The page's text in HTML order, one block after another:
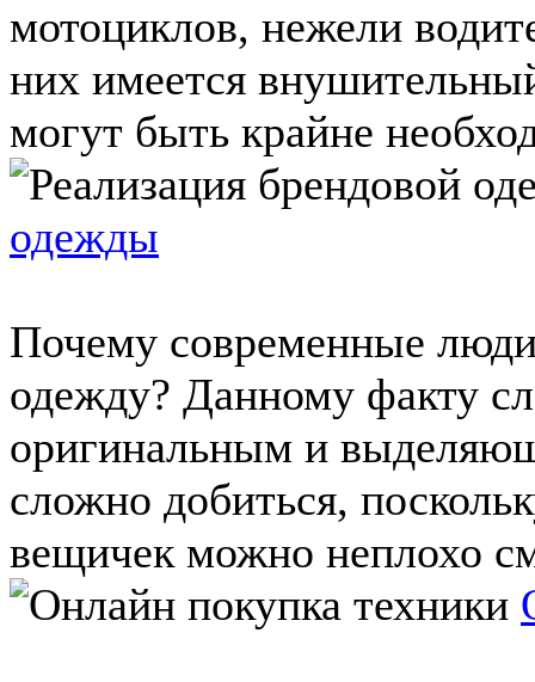
мотоциклов, нежели
них имеется
могут быть крайне
одежды
Почему современные
одежду? Данному факту
оригинальным и
сложно добиться,
вещичек можно неплохо